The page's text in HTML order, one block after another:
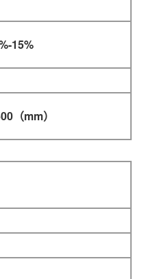
15%
（mm）